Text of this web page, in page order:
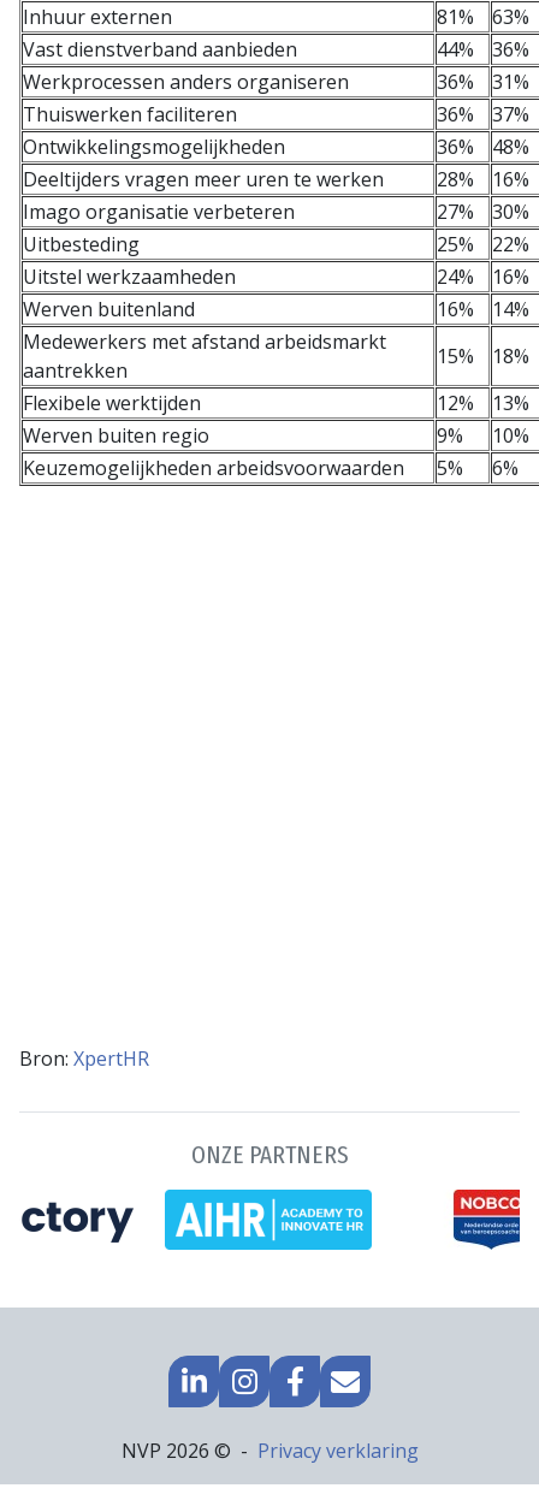
Inhuur externen
81%
63%
Vast dienstverband aanbieden
44%
36%
Werkprocessen anders organiseren
36%
31%
Thuiswerken faciliteren
36%
37%
Ontwikkelingsmogelijkheden
36%
48%
Deeltijders vragen meer uren te werken
28%
16%
Imago organisatie verbeteren
27%
30%
Uitbesteding
25%
22%
Uitstel werkzaamheden
24%
16%
Werven buitenland
16%
14%
Medewerkers met afstand arbeidsmarkt
aantrekken
15%
18%
Flexibele werktijden
12%
13%
Werven buiten regio
9%
10%
Keuzemogelijkheden arbeidsvoorwaarden
5% 6%
Bron: XpertHR
ONZE PARTNERS
GA
NAAR
LINKEDIN
GO
TO
INSTAGRAM
GA
NAAR
FACEBOOK
MAIL
NAAR
ONS
NVP 2026 ©
Footer
navigatie
Privacy verklaring